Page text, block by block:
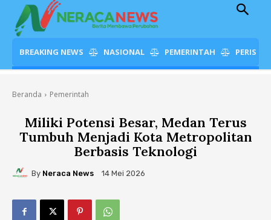
BREAKING NEWS NASIONAL PEMERINTAH
Beranda Pemerintah
Miliki Potensi Besar, Medan Terus
Tumbuh Menjadi Kota Metropolitan
Berbasis Teknologi
By Neraca News 14 Mei 2026